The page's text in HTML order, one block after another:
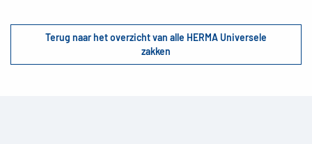
Terug naar het overzicht van alle HERMA Universele
zakken